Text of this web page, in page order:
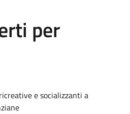
per
e socializzanti a